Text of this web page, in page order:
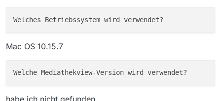
Mac OS 10.15.7